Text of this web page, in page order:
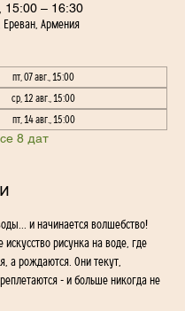
15:00 – 16:30
Ереван, Армения
пт, 07 авг., 15:00
ср, 12 авг., 15:00
пт, 14 авг., 15:00
8 дат
и начинается волшебство!
искусство рисунка на воде, где
а рождаются. Они текут,
- и больше никогда не